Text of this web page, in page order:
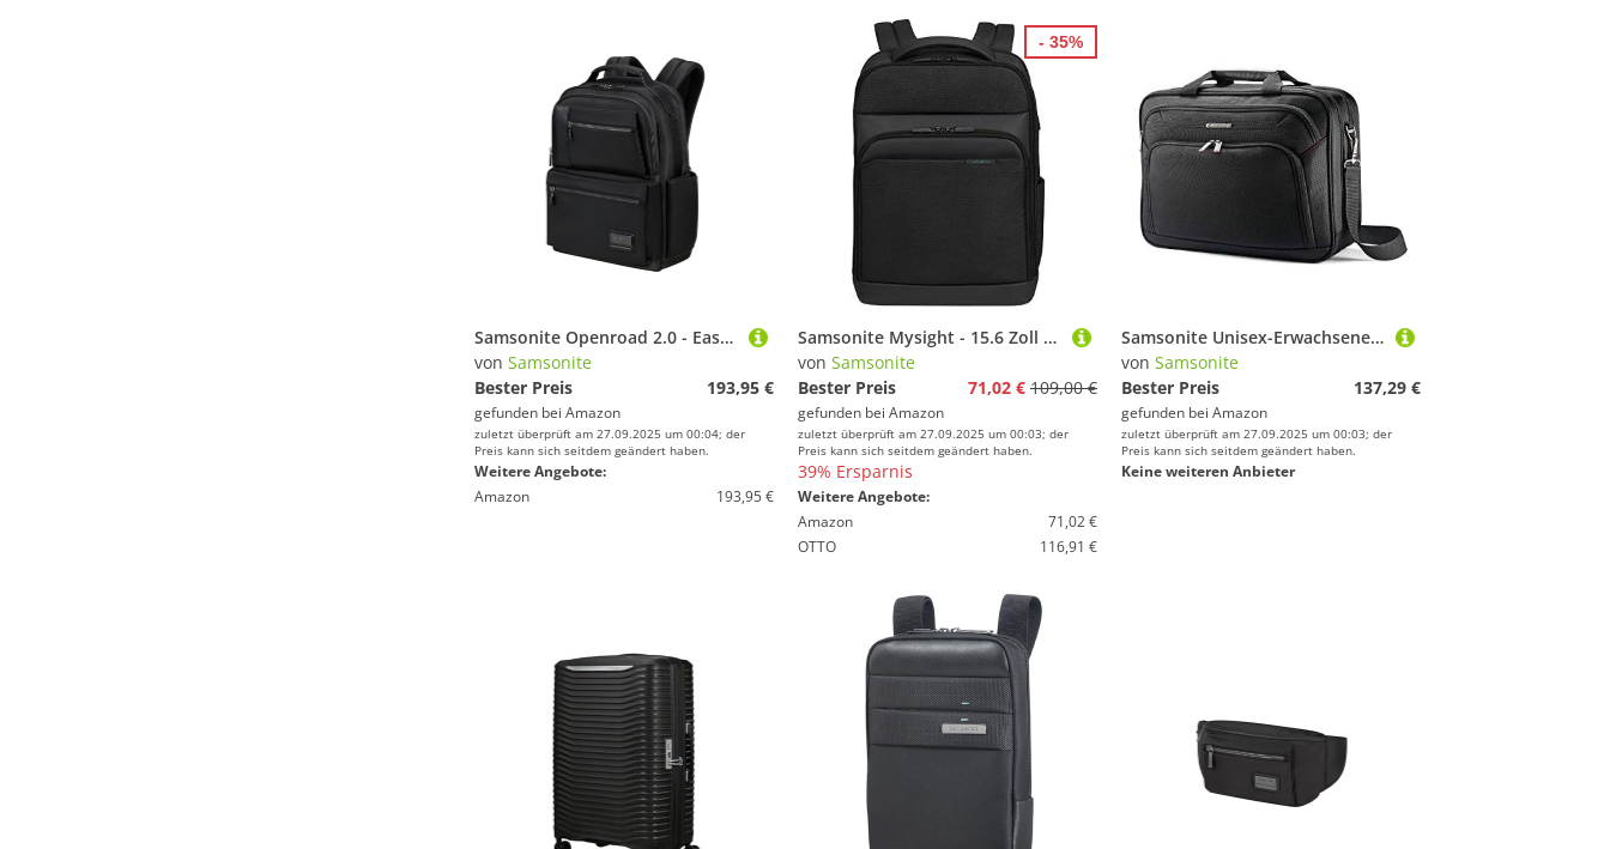
Samsonite Openroad 2.0 - EasyJet Kabinentasche mit Laptop-Fach 15.6 Zoll, 35 x 20 x 45 cm, 22.5 L, 1.40 kg, Handgepäck, Flugzeug Rucksack Underseater, Schwarz (Black)
von Samsonite
Bester Preis
193,95 €
gefunden bei Amazon
zuletzt überprüft am 27.09.2025 um 00:04; der
Preis kann sich seitdem geändert haben.
Weitere Angebote:
Amazon
193,95 €
Samsonite Mysight - 15.6 Zoll Laptoprucksack, 43 cm, 19 L, Schwarz (Black)
von Samsonite
Bester Preis
71,02 € 109,00 €
gefunden bei Amazon
zuletzt überprüft am 27.09.2025 um 00:03; der
Preis kann sich seitdem geändert haben.
39% Ersparnis
Weitere Angebote:
Amazon
71,02 €
OTTO
116,91 €
- 35%
Samsonite Unisex-Erwachsene Xenon 3.0 Zwickel Check-Point Friendly Tech Locker Brief, Schwarz, Double Gusset, Xenon 3.0 Zwickel, Check-Punkt-freundlich, Tech Locker Brief
von Samsonite
Bester Preis
137,29 €
gefunden bei Amazon
zuletzt überprüft am 27.09.2025 um 00:03; der
Preis kann sich seitdem geändert haben.
Keine weiteren Anbieter